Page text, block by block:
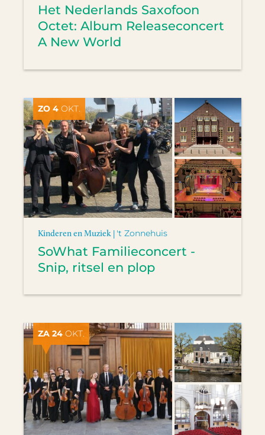
Het Nederlands Saxofoon
Octet: Album Releaseconcert
A New World
ZO 4 OKT.
Kinderen en Muziek | 't Zonnehuis
SoWhat Familieconcert -
Snip, ritsel en plop
ZA 24 OKT.